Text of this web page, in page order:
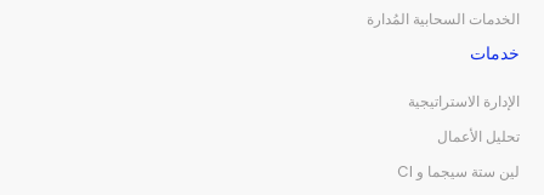
الخدمات السحابية المُدارة
خدمات
الإدارة الاستراتيجية
تحليل الأعمال
لين ستة سيجما و CI